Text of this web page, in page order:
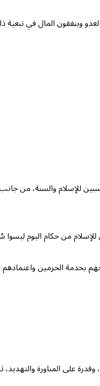
وينفقون المال في تبعية
للإسلام والسنة، من
من حكام اليوم
بخدمة الحرمين
على المناورة والتهديد،